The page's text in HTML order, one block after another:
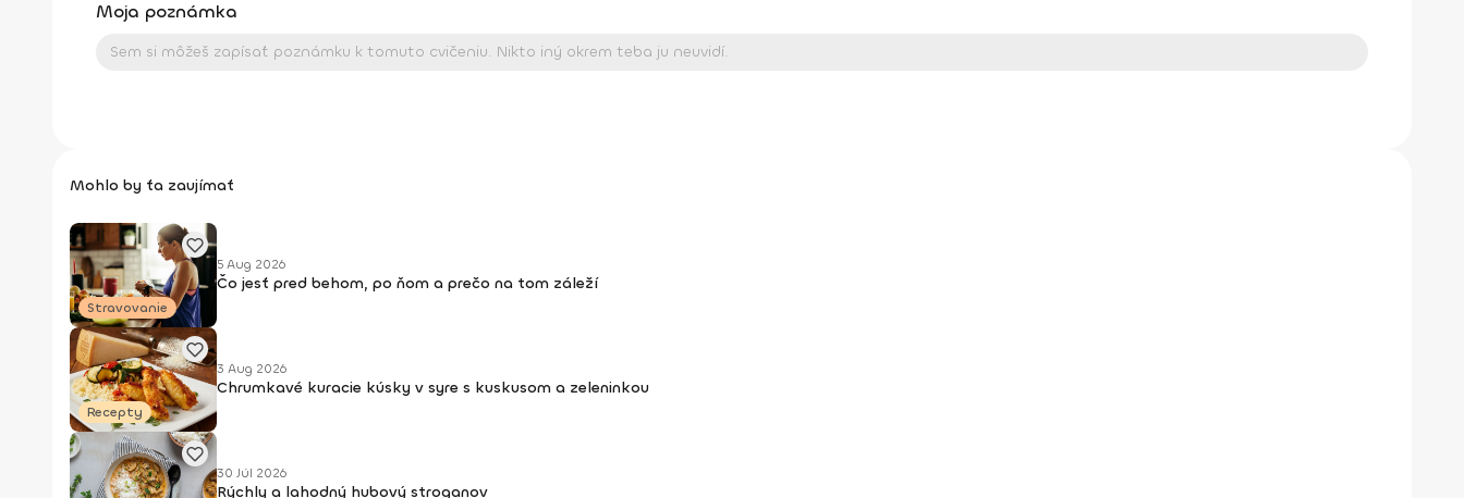
Moja poznámka
Mohlo by ťa zaujímať
Stravovanie
5 Aug 2026
Čo jesť pred behom, po ňom a prečo na tom záleží
Recepty
3 Aug 2026
Chrumkavé kuracie kúsky v syre s kuskusom a zeleninkou
30 Júl 2026
Rýchly a lahodný hubový stroganov